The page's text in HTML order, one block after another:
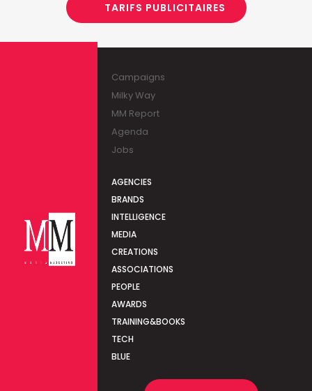
TARIFS PUBLICITAIRES
Campaigns
Milky Way
MM Report
Agenda
Jobs
AGENCIES
BRANDS
INTELLIGENCE
MEDIA
CREATIONS
ASSOCIATIONS
PEOPLE
AWARDS
TRAINING&BOOKS
TECH
BLUE